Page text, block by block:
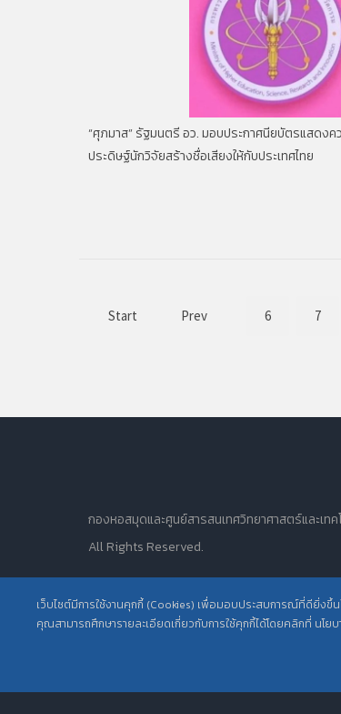
“ศุภมาส” รัฐมนตรี อว. มอบประกาศนียบัตรแสดง
ประดิษฐ์นักวิจัยสร้างชื่อเสียงให้กับประเทศไทย
Start Prev 6 7
เว็บไซต์มีการใช้งานคุกกี้ (Cookies) เพื่อมอบประสบการณ์ที่ดียิ่ง
คุณสามารถศึกษารายละเอียดเกี่ยวกับการใช้คุกกี้ได้โดยคลิกที่ นโยบ
กองหอสมุดและศูนย์สารสนเทศวิทยาศาสตร์และเทค
All Rights Reserved.